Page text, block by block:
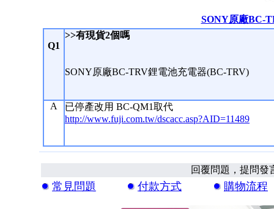
SONY原廠BC-
Q1
>>有現貨2個嗎
SONY原廠BC-TRV鋰電池充電器(BC-TRV)
A
已停產改用 BC-QM1取代
http://www.fuji.com.tw/dscacc.asp?AID=11489
回覆問題，提問
常見問題 付款方式 購物流程